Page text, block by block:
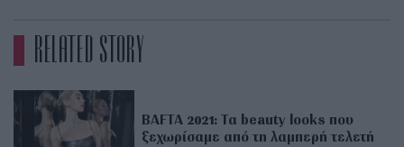
RELATED STORY
BAFTA 2021: Τα beauty looks που
ξεχωρίσαμε από τη λαμπερή τελετή